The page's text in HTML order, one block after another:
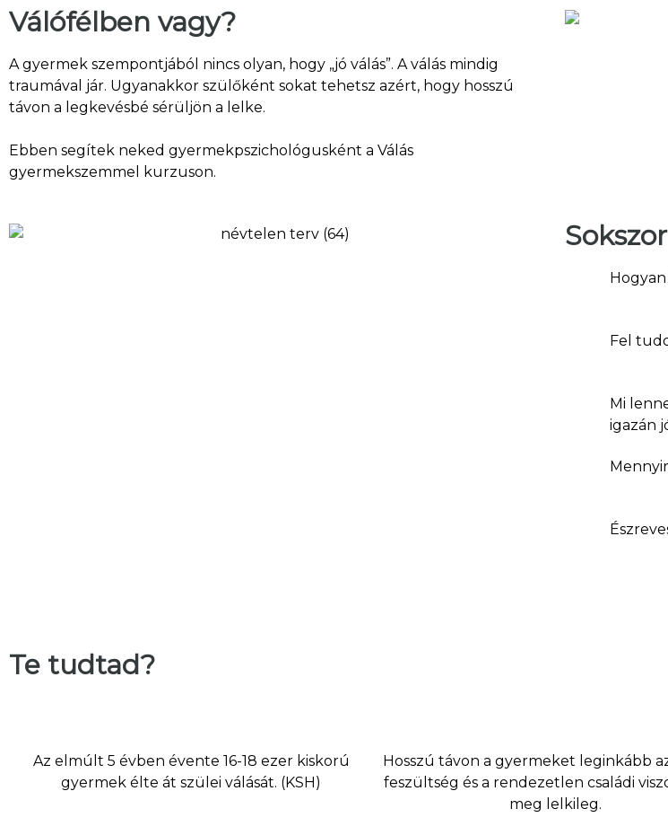
Válófélben vagy?
A gyermek szempontjából nincs olyan, hogy „jó válás”. A válás mindig
traumával jár. Ugyanakkor szülőként sokat tehetsz azért, hogy hosszú
távon a legkevésbé sérüljön a lelke.
Ebben segítek neked gyermekpszichológusként a Válás
gyermekszemmel kurzuson.
Fel
Mi
igazán
Te tudtad?
Az elmúlt 5 évben évente 16-18 ezer kiskorú
gyermek élte át szülei válását. (KSH)
Hosszú távon a gyermeket leginkább
feszültség és a rendezetlen családi
meg lelkileg.